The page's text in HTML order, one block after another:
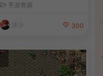
建教程+全套源码+视频教程
手游资源
波少 300